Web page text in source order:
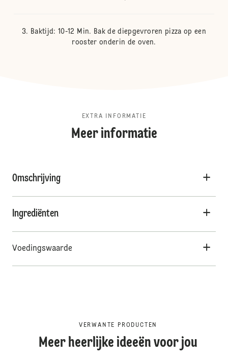
Baktijd: 10-12 Min. Bak de diepgevroren pizza op een
rooster onderin de oven.
EXTRA INFORMATIE
Meer informatie
Omschrijving
Ingrediënten
Voedingswaarde
VERWANTE PRODUCTEN
Meer heerlijke ideeën voor jou